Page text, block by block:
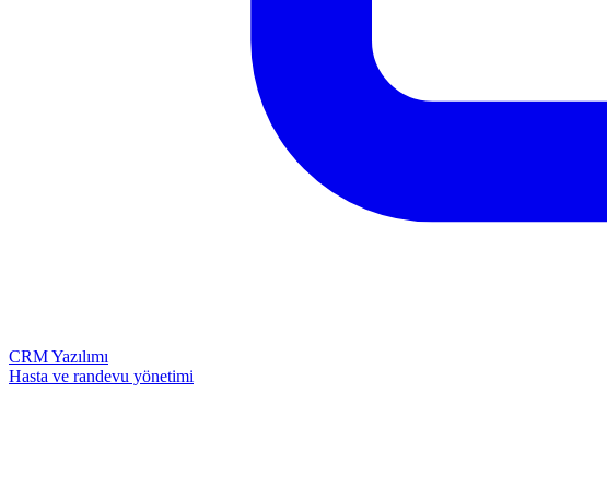
CRM Yazılımı
Hasta ve randevu yönetimi